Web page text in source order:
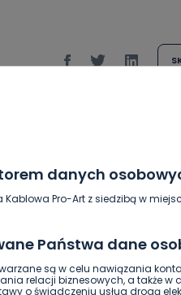
danych
Pro-Art z siedzibą w
Państwa dane
są w celu nawiązania
relacji biznesowych, a także w
o świadczeniu usług drogą